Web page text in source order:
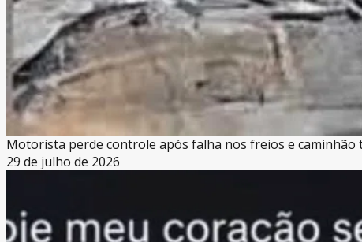
Motorista perde controle após falha nos freios e
29 de julho de 2026